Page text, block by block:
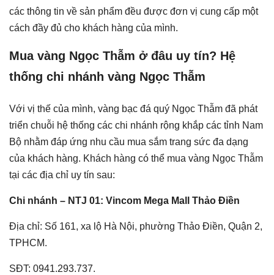
các thông tin về sản phẩm đều được đơn vị cung cấp một
cách đầy đủ cho khách hàng của mình.
Mua vàng Ngọc Thẫm ở đâu uy tín? Hệ
thống chi nhánh vàng Ngọc Thẫm
Với vị thế của mình, vàng bạc đá quý Ngọc Thẫm đã phát
triển chuỗi hệ thống các chi nhánh rộng khắp các tỉnh Nam
Bộ nhằm đáp ứng nhu cầu mua sắm trang sức đa dạng
của khách hàng. Khách hàng có thể mua vàng Ngọc Thẫm
tại các địa chỉ uy tín sau:
Chi nhánh – NTJ 01: Vincom Mega Mall Thảo Điền
Địa chỉ: Số 161, xa lộ Hà Nội, phường Thảo Điền, Quận 2,
TPHCM.
SĐT: 0941.293.737.